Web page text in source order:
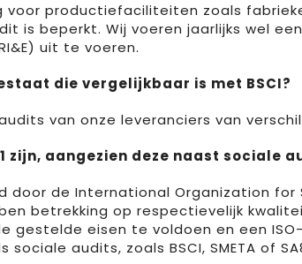
productiefaciliteiten zoals
is beperkt. Wij voeren jaarlijks wel
uit te voeren.
die vergelijkbaar is met BSCI?
van onze leveranciers van
zijn, aangezien deze naast sociale
door de International Organization
betrekking op respectievelijk
gestelde eisen te voldoen en een
audits, zoals BSCI, SMETA of